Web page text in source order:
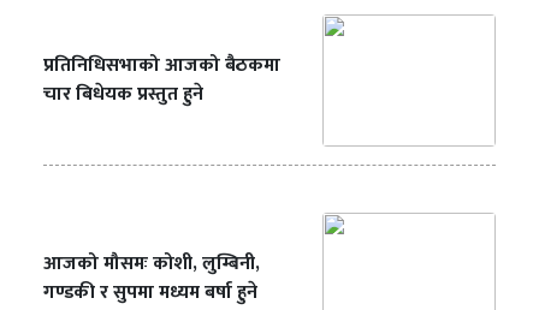
प्रतिनिधिसभाको आजको बैठकमा
चार बिधेयक प्रस्तुत हुने
आजको मौसमः कोशी, लुम्बिनी,
गण्डकी र सुपमा मध्यम बर्षा हुने